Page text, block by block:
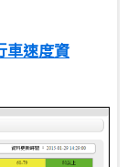
車速度資